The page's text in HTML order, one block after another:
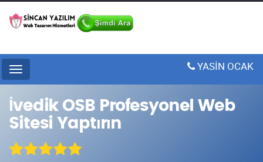
Menu YASİN OCAK
İvedik OSB Profesyonel Web
Sitesi Yaptırın